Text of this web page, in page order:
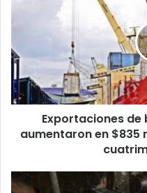
aumentaron
en
millones
durante
primer
Exportaciones
aumentaron en $835
ONU